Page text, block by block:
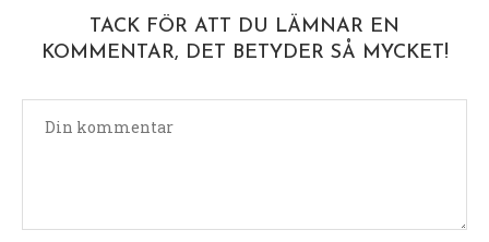
TACK FÖR ATT DU LÄMNAR EN
KOMMENTAR, DET BETYDER SÅ MYCKET!